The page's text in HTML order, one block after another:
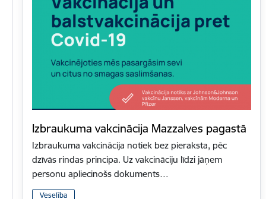
Izbraukuma vakcinācija Mazzalves pagastā
Izbraukuma vakcinācija notiek bez pieraksta, pēc
dzīvās rindas principa. Uz vakcināciju līdzi jāņem
personu apliecinošs dokuments…
Veselība